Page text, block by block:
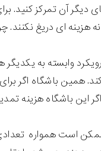
آن تمرکز کنید.
ای دریغ نکنند.
وابسته به
همین باشگاه اگر
این باشگاه هزینه
است همواره